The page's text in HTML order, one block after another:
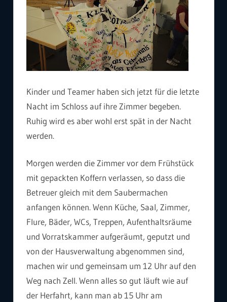
Kinder und Teamer haben sich jetzt für die letzte
Nacht im Schloss auf ihre Zimmer begeben.
Ruhig wird es aber wohl erst spät in der Nacht
werden.
Morgen werden die Zimmer vor dem Frühstück
mit gepackten Koffern verlassen, so dass die
Betreuer gleich mit dem Saubermachen
anfangen können. Wenn Küche, Saal, Zimmer,
Flure, Bäder, WCs, Treppen, Aufenthaltsräume
und Vorratskammer aufgeräumt, geputzt und
von der Hausverwaltung abgenommen sind,
machen wir und gemeinsam um 12 Uhr auf den
Weg nach Zell. Wenn alles so gut läuft wie auf
der Herfahrt, kann man ab 15 Uhr am